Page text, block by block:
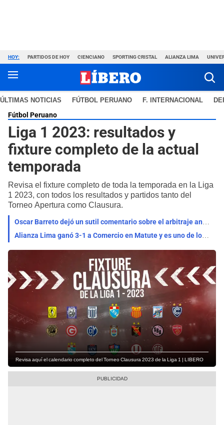
HOY: PARTIDOS DE HOY CIENCIANO SPORTING CRISTAL ALIANZA LIMA
ÚLTIMAS NOTICIAS FÚTBOL PERUANO F. INTERNACIONAL
Fútbol Peruano
Liga 1 2023: resultados y
fixture completo de la actual
temporada
Revisa el fixture completo de toda la temporada en la Liga
1 2023, con todos los resultados y partidos tanto del
Torneo Apertura como Clausura.
Oscar Barreto dejó un sutil comentario sobre el arbitraje ante Alianza: "Dios ve todo"
Alianza Lima ganó 3-1 a Comercio en Matute y es uno de los líderes del Torneo Clausura
Revisa aquí el calendario completo del Torneo Clausura 2023 de la Liga 1 | LIBERO